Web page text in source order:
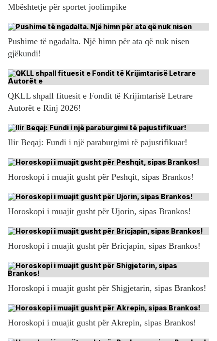
Mbështetje për sportet joolimpike
Pushime të ngadalta. Një himn për ata që nuk nisen
gjëkundi!
QKLL shpall fituesit e Fondit të Krijimtarisë Letrare
Autorët e Rinj 2026!
Ilir Beqaj: Fundi i një paraburgimi të pajustifikuar!
Horoskopi i muajit gusht për Peshqit, sipas Brankos!
Horoskopi i muajit gusht për Ujorin, sipas Brankos!
Horoskopi i muajit gusht për Bricjapin, sipas Brankos!
Horoskopi i muajit gusht për Shigjetarin, sipas Brankos!
Horoskopi i muajit gusht për Akrepin, sipas Brankos!